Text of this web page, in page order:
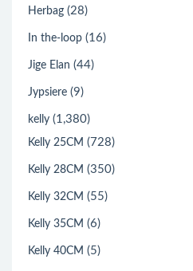
Herbag (28)
In the-loop (16)
Jige Elan (44)
Jypsiere (9)
kelly (1,380)
Kelly 25CM (728)
Kelly 28CM (350)
Kelly 32CM (55)
Kelly 35CM (6)
Kelly 40CM (5)